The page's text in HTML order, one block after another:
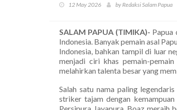
12 May 2026 by Redaksi Salam Papua
SALAM PAPUA (TIMIKA)- Papua
Indonesia. Banyak pemain asal
Indonesia, bahkan tampil di luar
menjadi ciri khas pemain-
melahirkan talenta besar yang
Salah satu nama paling
striker tajam dengan
Persipura Jayapura, Boaz meraih